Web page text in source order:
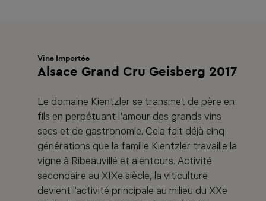
Vins Importés
Alsace Grand Cru Geisberg 2017
Le domaine Kientzler se transmet de père en
fils en perpétuant l'amour des grands vins
secs et de gastronomie. Cela fait déjà cinq
générations que la famille Kientzler travaille la
vigne à Ribeauvillé et alentours. Activité
secondaire au XIXe siècle, la viticulture
devient l’activité principale au milieu du XXe